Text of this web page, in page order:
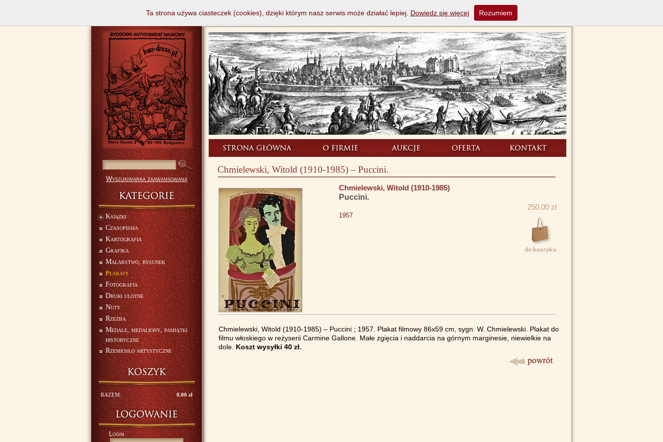
Wyszukiwarka zaawansowana
Książki
Czasopisma
Kartografia
Grafika
Malarstwo, rysunek
Plakaty
Fotografia
Druki ulotne
Nuty
Rzeźba
Medale, medaliony, pamiątki
historyczne
Rzemiosło artystyczne
RAZEM: 0.00 zł
Login
Chmielewski, Witold (1910-1985) – Puccini.
Chmielewski, Witold (1910-1985)
Puccini.
250.00 zł
1957
Chmielewski, Witold (1910-1985) – Puccini ; 1957. Plakat filmowy 86x59 cm, sygn. W. Chmielewski. Plakat do
filmu włoskiego w reżyserii Carmine Gallone. Małe zgięcia i naddarcia na górnym marginesie, niewielkie na
dole. Koszt wysyłki 40 zł.
Ta strona używa ciasteczek (cookies), dzięki którym nasz serwis może działać lepiej. Dowiedz się więcej Rozumiem